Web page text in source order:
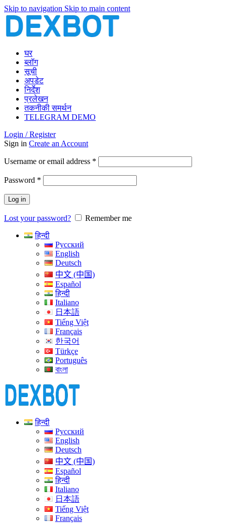
Skip to navigation Skip to main content
घर
ब्लॉग
सूची
अपडेट
निर्देश
प्रलेखन
तकनीकी समर्थन
TELEGRAM DEMO
Login / Register
Sign in Create an Account
Username or email address *
Password *
Log in
Lost your password?
Remember me
हिन्दी
Русский
English
Deutsch
中文 (中国)
Español
हिन्दी
Italiano
日本語
Tiếng Việt
Français
한국어
Türkçe
Português
বাংলা
हिन्दी
Русский
English
Deutsch
中文 (中国)
Español
हिन्दी
Italiano
日本語
Tiếng Việt
Français